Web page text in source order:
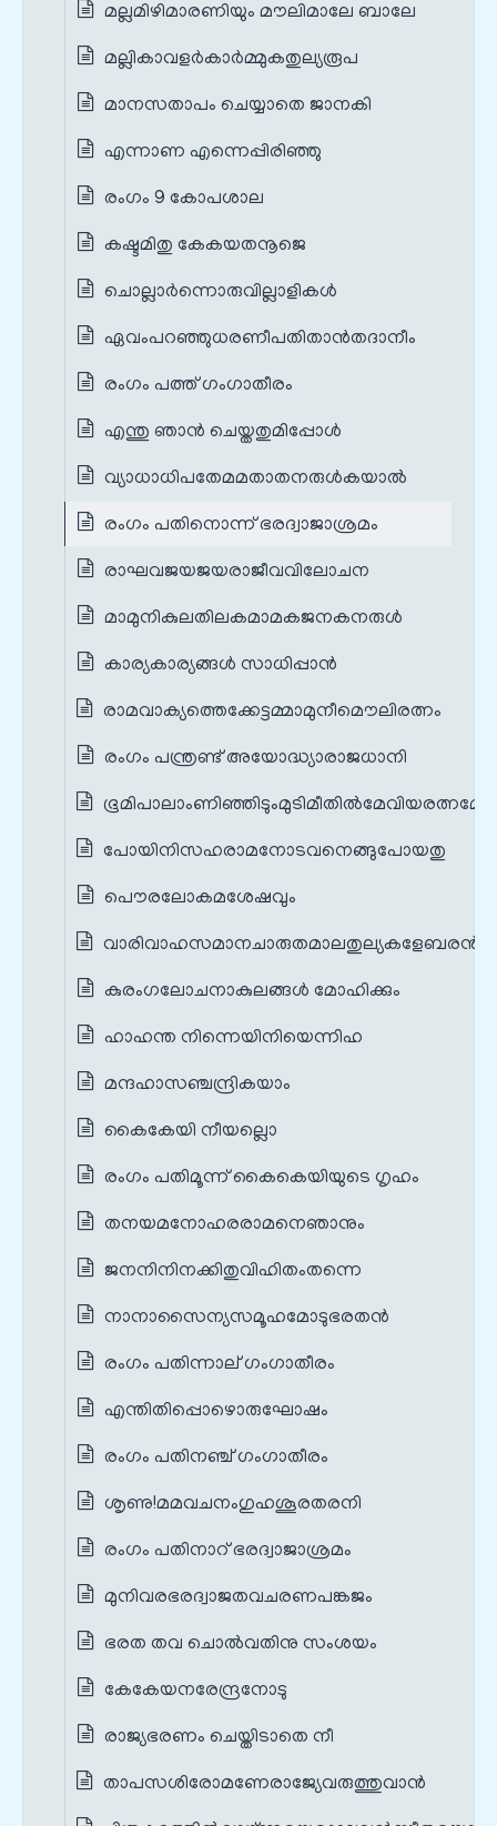
മല്ലമിഴിമാരണിയും മൗലിമാലേ ബാലേ
മല്ലികാവളർകാർമ്മുകതുല്യരൂപ
മാനസതാപം ചെയ്യാതെ ജാനകി
എന്നാണ എന്നെപ്പിരിഞ്ഞു
രംഗം 9 കോപശാല
കഷ്ടമിതു കേകയതനൂജെ
ചൊല്ലാര്‍ന്നൊരുവില്ലാളികള്‍
ഏവംപറഞ്ഞുധരണീപതിതാന്‍തദാനീം
രംഗം പത്ത് ഗംഗാതീരം
എന്തു ഞാന്‍ ചെയ്തതുമിപ്പോള്‍
വ്യാധാധിപതേമമതാതനരുള്‍കയാല്‍
രംഗം പതിനൊന്ന് ഭരദ്വാജാശ്രമം
രാഘവജയജയരാജീവവിലോചന
മാമുനികുലതിലകമാമകജനകനരുള്‍
കാര്യകാര്യങ്ങള്‍ സാധിപ്പാന്‍
രാമവാക്യത്തെക്കേട്ടമ്മാമുനീമൌലിരത്നം
രംഗം പന്ത്രണ്ട് അയോദ്ധ്യാരാജധാനി
ഭൂമിപാലാംണിഞ്ഞിടുംമുടിമീതില്‍മേവിയരത്നമേ
പോയിനിസഹരാമനോടവനെങ്ങുപോയതു
പൌരലോകമശേഷവും
വാരിവാഹസമാനചാരുതമാലതുല്യകളേബരന്‍
കുരംഗലോചനാകുലങ്ങള്‍ മോഹിക്കും
ഹാഹന്ത നിന്നെയിനിയെന്നിഹ
മന്ദഹാസഞ്ചന്ദ്രികയാം
കൈകേയി നീയല്ലൊ
രംഗം പതിമൂന്ന് കൈകെയിയുടെ ഗൃഹം
തനയമനോഹരരാമനെഞാനും
ജനനിനിനക്കിതുവിഹിതംതന്നെ
നാനാസൈന്യസമൂഹമോടുഭരതന്‍
രംഗം പതിന്നാല് ഗംഗാതീരം
എന്തിതിപ്പൊഴൊരുഘോഷം
രംഗം പതിനഞ്ച് ഗംഗാതീരം
ശൃണു!മമവചനംഗുഹശൂരതരനി
രംഗം പതിനാറ് ഭരദ്വാജാശ്രമം
മുനിവരഭരദ്വാജതവചരണപങ്കജം
ഭരത തവ ചൊല്‍വതിനു സംശയം
കേകേയനരേന്ദ്രനോടു
രാജ്യഭരണം ചെയ്തിടാതെ നീ
താപസശിരോമണേരാജ്യേവരുത്തുവാന്‍